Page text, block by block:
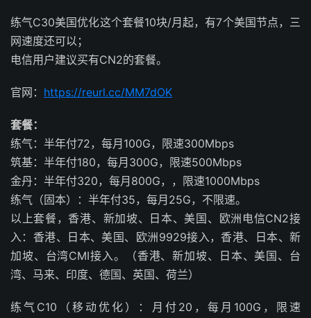
练气C30美国优化这个套餐10块/月起，有7个美国节点，三
网速度还可以；
电信用户建议买有CN2的套餐。
官网： https://reurl.cc/MM7dOK
套餐：
练气：半年付72，每月100G，限速300Mbps
筑基：半年付180，每月300G，限速500Mbps
金丹：半年付320，每月800G，，限速1000Mbps
练气（固本）：半年付35，每月25G，不限速。
以上套餐，香港、新加坡、日本、美国、欧洲电信CN2接
入：香港、日本、美国、欧洲9929接入，香港、日本、新
加坡、台湾CMI接入。（香港、新加坡、日本、美国、台
湾、马来、印度、德国、英国、荷兰）
练气C10（移动优化）：月付20，每月100G，限速